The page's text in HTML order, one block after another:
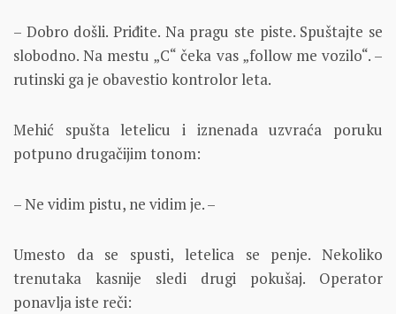
– Dobro došli. Priđite. Na pragu ste piste. Spuštajte se
slobodno. Na mestu „C“ čeka vas „follow me vozilo“. –
rutinski ga je obavestio kontrolor leta.
Mehić spušta letelicu i iznenada uzvraća poruku
potpuno drugačijim tonom:
– Ne vidim pistu, ne vidim je. –
Umesto da se spusti, letelica se penje. Nekoliko
trenutaka kasnije sledi drugi pokušaj. Operator
ponavlja iste reči: